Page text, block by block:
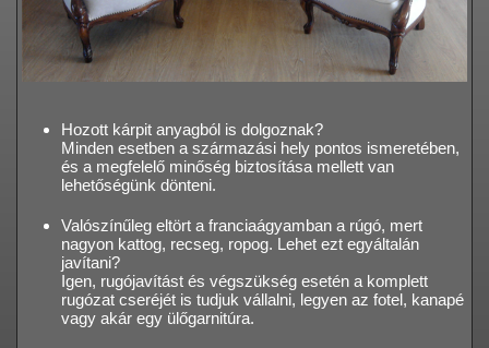
Hozott kárpit anyagból is dolgoznak?
Minden esetben a származási hely pontos ismeretében,
és a megfelelő minőség biztosítása mellett van
lehetőségünk dönteni.
Valószínűleg eltört a franciaágyamban a rúgó, mert
nagyon kattog, recseg, ropog. Lehet ezt egyáltalán
javítani?
Igen, rugójavítást és végszükség esetén a komplett
rugózat cseréjét is tudjuk vállalni, legyen az fotel, kanapé
vagy akár egy ülőgarnitúra.